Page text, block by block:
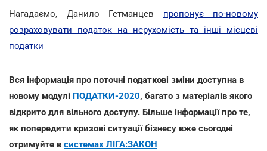
Нагадаємо, Данило Гетманцев пропонує по-новому
розраховувати податок на нерухомість та інші місцеві
податки
Вся інформація про поточні податкові зміни доступна в
новому модулі ПОДАТКИ-2020, багато з матеріалів якого
відкрито для вільного доступу. Більше інформації про те,
як попередити кризові ситуації бізнесу вже сьогодні
отримуйте в системах ЛІГА:ЗАКОН